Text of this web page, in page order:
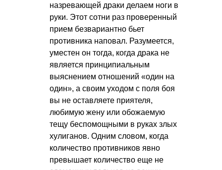
назревающей драки делаем ноги в
руки. Этот сотни раз проверенный
прием безвариантно бьет
противника наповал. Разумеется,
уместен он тогда, когда драка не
является принципиальным
выяснением отношений «один на
один», а своим уходом с поля боя
вы не оставляете приятеля,
любимую жену или обожаемую
тещу беспомощными в руках злых
хулиганов. Одним словом, когда
количество противников явно
превышает количество еще не